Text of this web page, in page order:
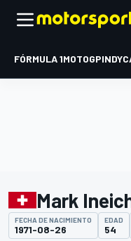
FÓRMULA 1MOTOGP
Mark
FECHA DE NACIMIENTO
1971-08-26
EDAD
54